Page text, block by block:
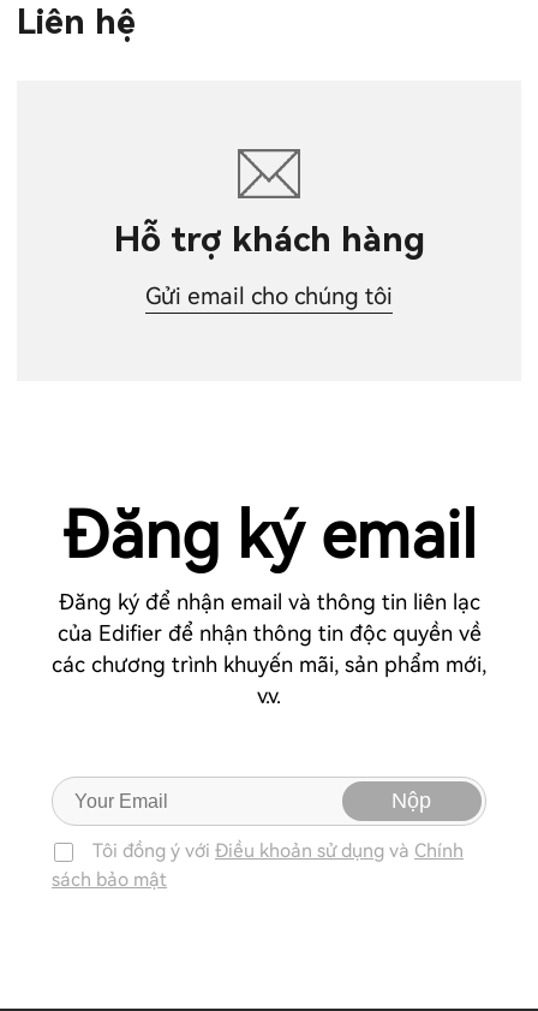
Liên hệ
Hỗ trợ khách hàng
Gửi email cho chúng tôi
Đăng ký email
Đăng ký để nhận email và thông tin liên lạc
của Edifier để nhận thông tin độc quyền về
các chương trình khuyến mãi, sản phẩm mới,
v.v.
Nộp
Tôi đồng ý với Điều khoản sử dụng và Chính
sách bảo mật